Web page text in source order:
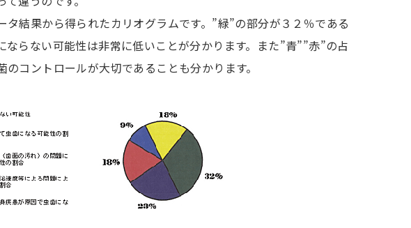
結果から得られたカリオグラムです。”緑”の部分が３２％である
らない可能性は非常に低いことが分かります。また”青””赤”の占
コントロールが大切であることも分かります。